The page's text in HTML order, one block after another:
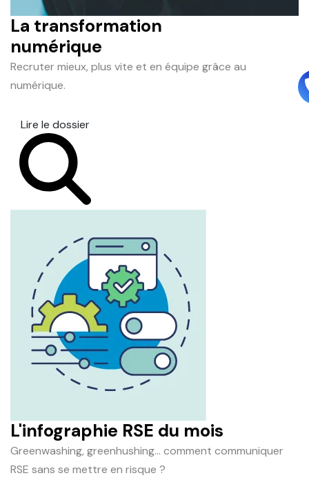
La transformation
numérique
Recruter mieux, plus vite et en équipe grâce au
numérique.
Lire le dossier
L'infographie RSE du mois
Greenwashing, greenhushing… comment communiquer
RSE sans se mettre en risque ?